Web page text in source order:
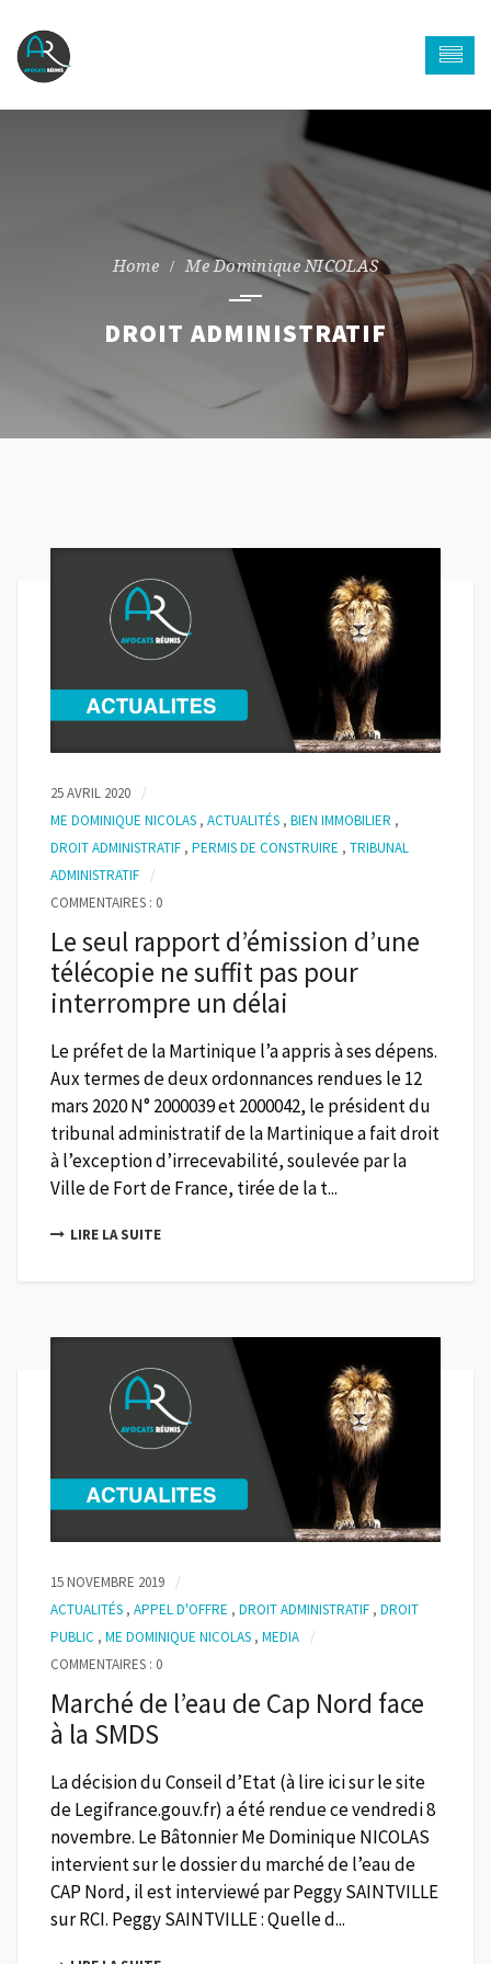
Me Dominique NICOLAS
DROIT ADMINISTRATIF
25 AVRIL 2020
ME DOMINIQUE NICOLAS , ACTUALITÉS , BIEN IMMOBILIER ,
DROIT ADMINISTRATIF , PERMIS DE CONSTRUIRE , TRIBUNAL
ADMINISTRATIF
COMMENTAIRES : 0
Le seul rapport d’émission d’une
télécopie ne suffit pas pour
interrompre un délai
Le préfet de la Martinique l’a appris à ses dépens.
Aux termes de deux ordonnances rendues le 12
mars 2020 N° 2000039 et 2000042, le président du
tribunal administratif de la Martinique a fait droit
à l’exception d’irrecevabilité, soulevée par la
Ville de Fort de France, tirée de la t...
LIRE LA SUITE
15 NOVEMBRE 2019
ACTUALITÉS , APPEL D'OFFRE , DROIT ADMINISTRATIF , DROIT
PUBLIC , ME DOMINIQUE NICOLAS , MEDIA
COMMENTAIRES : 0
Marché de l’eau de Cap Nord face
à la SMDS
La décision du Conseil d’Etat (à lire ici sur le site
de Legifrance.gouv.fr) a été rendue ce vendredi 8
novembre. Le Bâtonnier Me Dominique NICOLAS
intervient sur le dossier du marché de l’eau de
CAP Nord, il est interviewé par Peggy SAINTVILLE
sur RCI. Peggy SAINTVILLE : Quelle d...